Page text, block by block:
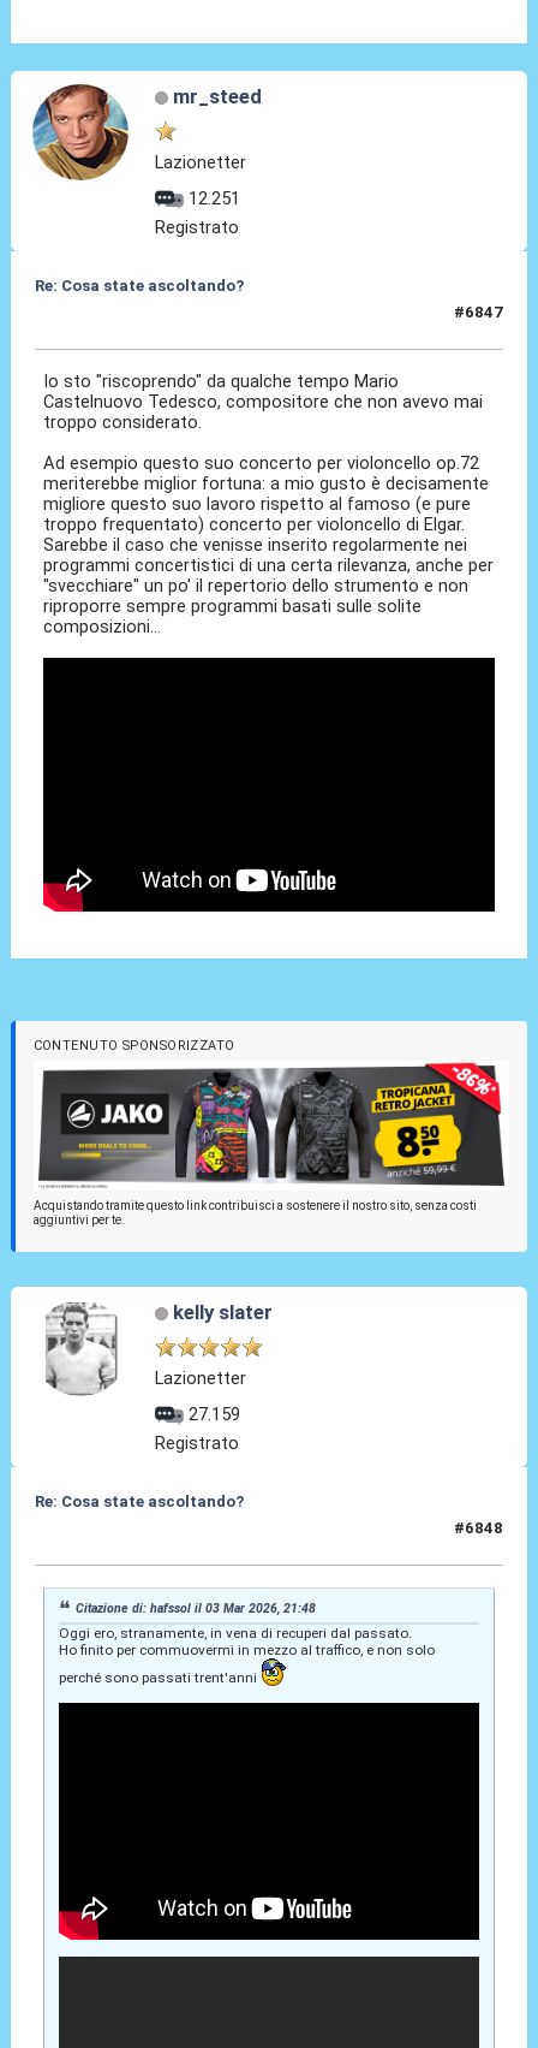
mr_steed
Lazionetter
12.251
Registrato
Re: Cosa state ascoltando?
#6847
Io sto "riscoprendo" da qualche tempo Mario
Castelnuovo Tedesco, compositore che non avevo mai
troppo considerato.
Ad esempio questo suo concerto per violoncello op.72
meriterebbe miglior fortuna: a mio gusto è decisamente
migliore questo suo lavoro rispetto al famoso (e pure
troppo frequentato) concerto per violoncello di Elgar.
Sarebbe il caso che venisse inserito regolarmente nei
programmi concertistici di una certa rilevanza, anche per
"svecchiare" un po' il repertorio dello strumento e non
riproporre sempre programmi basati sulle solite
composizioni...
CONTENUTO SPONSORIZZATO
Acquistando tramite questo link contribuisci a sostenere il nostro sito, senza costi
aggiuntivi per te.
kelly slater
Lazionetter
27.159
Registrato
Re: Cosa state ascoltando?
#6848
Citazione di: hafssol il 03 Mar 2026, 21:48
Oggi ero, stranamente, in vena di recuperi dal passato.
Ho finito per commuovermi in mezzo al traffico, e non solo
perché sono passati trent'anni